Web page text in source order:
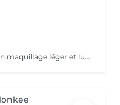
Make-up Glow Effet Naturel (Jour) Un maquillage léger et lumineux qui sublime votre beauté naturelle. Idéal pour la journée, rendez-vous professionnels ou shootings naturels. Teint unifié, regard réveillé, sans surcharge. Frais, discret et élégant. Make-up Glamour Événements & Soirées Un maquillage sophistiqué avec une tenue renforcée, parfait pour fêtes, mariages ou séances photo. Association d'un teint parfait, d'un regard travaillé et de corrections subtiles pour un effet wow qui reste naturel. Élégance, intensité et mise en valeur. Make-up Luxe Haute Définition & Longue Durée Un maquillage professionnel avec préparation complète de la peau, correction des volumes, camouflage des imperfections et mise en lumière des traits. Tenue extrême, idéal pour caméras HD, mariée, ou occasions exigeantes. Finition impeccable, résultat haut de gamme.